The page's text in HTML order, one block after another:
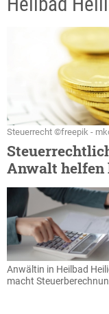
Steuerrecht ©freepik -
Anwalt helfen
Anwältin in Heilbad
macht